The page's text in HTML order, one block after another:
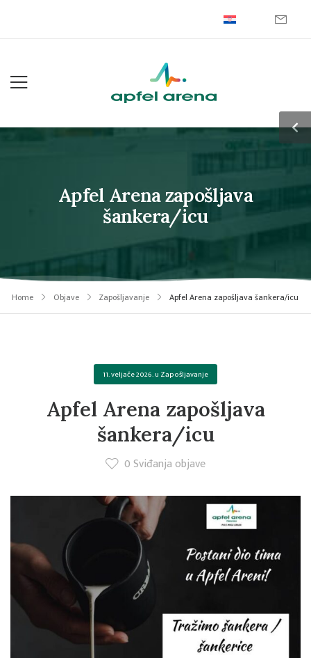
Apfel Arena zapošljava
šankera/icu
Home Objave Zapošljavanje Apfel Arena zapošljava šankera/icu
11. veljače 2026.u Zapošljavanje
Apfel Arena zapošljava
šankera/icu
0 Sviđanja objave